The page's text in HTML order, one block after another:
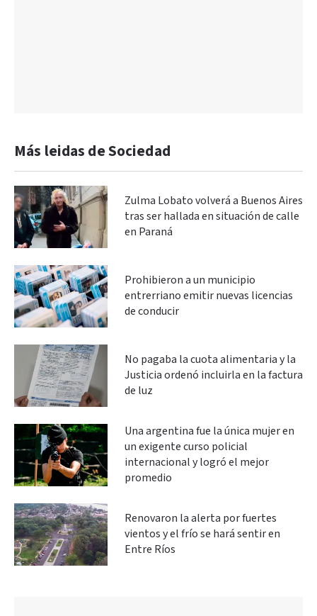
Más leidas de Sociedad
Zulma Lobato volverá a Buenos Aires
tras ser hallada en situación de calle
en Paraná
Prohibieron a un municipio
entrerriano emitir nuevas licencias
de conducir
No pagaba la cuota alimentaria y la
Justicia ordenó incluirla en la factura
de luz
Una argentina fue la única mujer en
un exigente curso policial
internacional y logró el mejor
promedio
Renovaron la alerta por fuertes
vientos y el frío se hará sentir en
Entre Ríos